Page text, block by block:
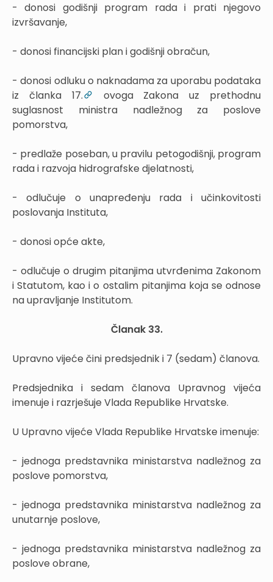
- donosi godišnji program rada i prati njegovo
izvršavanje,
- donosi financijski plan i godišnji obračun,
- donosi odluku o naknadama za uporabu podataka
iz članka 17.
ovoga Zakona uz prethodnu
suglasnost ministra nadležnog za poslove
pomorstva,
- predlaže poseban, u pravilu petogodišnji, program
rada i razvoja hidrografske djelatnosti,
- odlučuje o unapređenju rada i učinkovitosti
poslovanja Instituta,
- donosi opće akte,
- odlučuje o drugim pitanjima utvrđenima Zakonom
i Statutom, kao i o ostalim pitanjima koja se odnose
na upravljanje Institutom.
Članak 33.
Upravno vijeće čini predsjednik i 7 (sedam) članova.
Predsjednika i sedam članova Upravnog vijeća
imenuje i razrješuje Vlada Republike Hrvatske.
U Upravno vijeće Vlada Republike Hrvatske imenuje:
- jednoga predstavnika ministarstva nadležnog za
poslove pomorstva,
- jednoga predstavnika ministarstva nadležnog za
unutarnje poslove,
- jednoga predstavnika ministarstva nadležnog za
poslove obrane,